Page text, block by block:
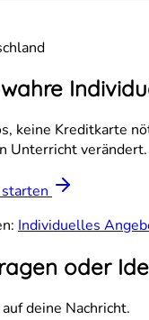
keine Kreditkarte
Unterricht verändert.
Individuelles
oder
deine Nachricht.